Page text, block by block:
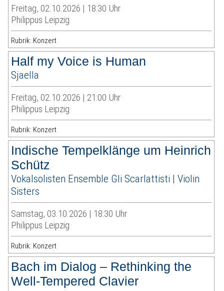
Freitag, 02.10.2026 | 18:30 Uhr
Philippus Leipzig
Rubrik: Konzert
Half my Voice is Human
Sjaella
Freitag, 02.10.2026 | 21:00 Uhr
Philippus Leipzig
Rubrik: Konzert
Indische Tempelklänge um Heinrich
Schütz
Vokalsolisten Ensemble Gli Scarlattisti | Violin
Sisters
Samstag, 03.10.2026 | 18:30 Uhr
Philippus Leipzig
Rubrik: Konzert
Bach im Dialog – Rethinking the
Well-Tempered Clavier